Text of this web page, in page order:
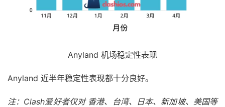
Anyland 机场稳定性表现
Anyland 近半年稳定性表现都十分良好。
注：Clash爱好者仅对 香港、台湾、日本、新加坡、美国等